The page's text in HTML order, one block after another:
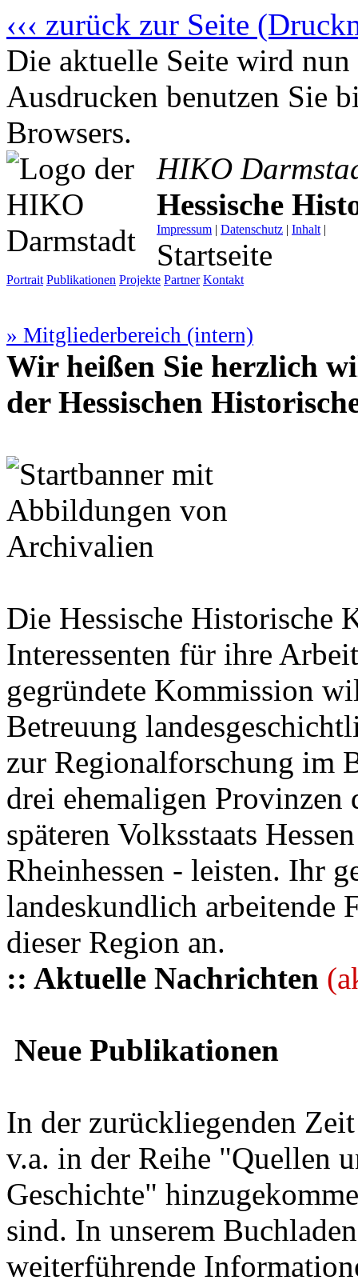
‹‹‹ zurück zur Seite
Die aktuelle Seite wird
Ausdrucken benutzen Sie
Browsers.
HIKO
Hessische
Impressum | Datenschutz | Inhalt |
Startseite
Portrait Publikationen Projekte Partner Kontakt
» Mitgliederbereich (intern)
Wir heißen Sie herzlich
der Hessischen
Die Hessische Historische
Interessenten für ihre
gegründete Kommission
Betreuung
zur Regionalforschung im
drei ehemaligen Provinzen
späteren Volksstaats
Rheinhessen - leisten. Ihr
landeskundlich arbeitende
dieser Region an.
:: Aktuelle Nachrichten
Neue Publikationen
In der zurückliegenden
v.a. in der Reihe "Quellen
Geschichte"
sind. In unserem
weiterführende